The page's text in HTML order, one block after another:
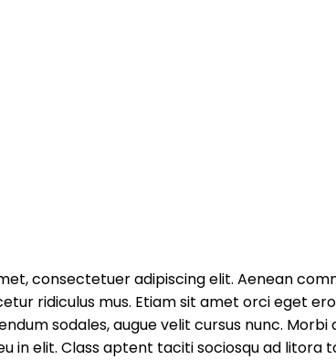
consectetuer adipiscing elit. Aenean
ridiculus mus. Etiam sit amet orci eget
sodales, augue velit cursus nunc.
in elit. Class aptent taciti sociosqu ad litora